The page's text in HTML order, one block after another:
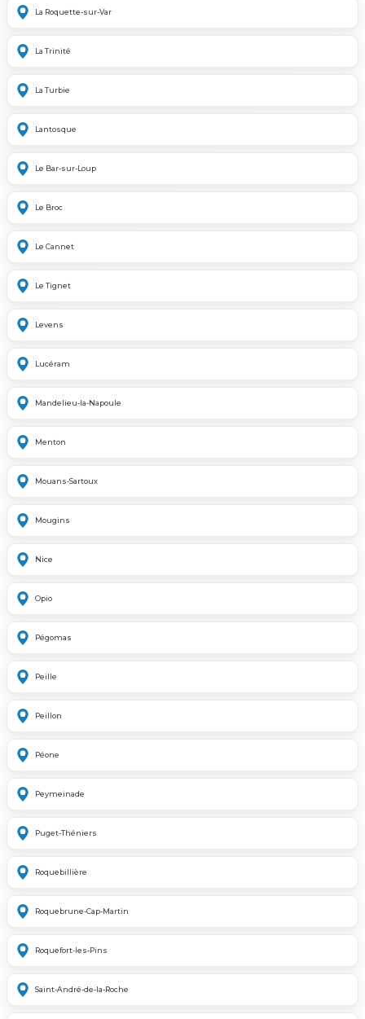
La Roquette-sur-Var
La Trinité
La Turbie
Lantosque
Le Bar-sur-Loup
Le Broc
Le Cannet
Le Tignet
Levens
Lucéram
Mandelieu-la-Napoule
Menton
Mouans-Sartoux
Mougins
Nice
Opio
Pégomas
Peille
Peillon
Péone
Peymeinade
Puget-Théniers
Roquebillière
Roquebrune-Cap-Martin
Roquefort-les-Pins
Saint-André-de-la-Roche